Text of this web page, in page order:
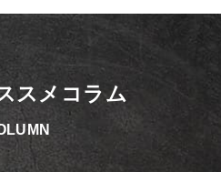
スメコラム